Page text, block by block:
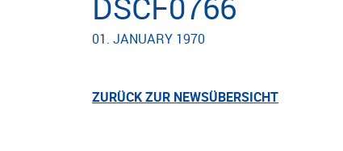
01. JANUARY 1970
ZURÜCK ZUR NEWSÜBERSICHT